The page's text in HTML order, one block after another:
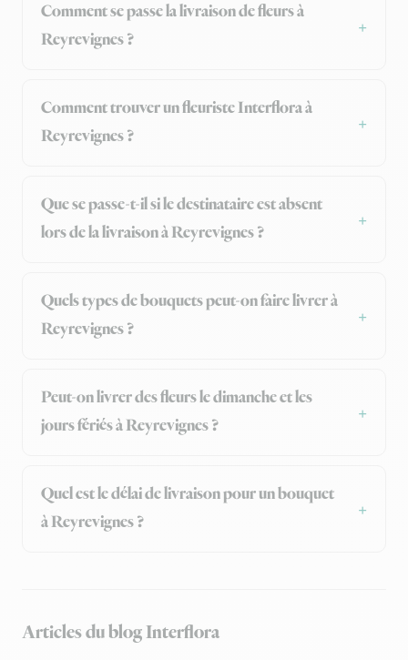
Comment se passe la livraison de fleurs à
Reyrevignes ?
Comment trouver un fleuriste Interflora à
Reyrevignes ?
Que se passe-t-il si le destinataire est absent
lors de la livraison à Reyrevignes ?
Quels types de bouquets peut-on faire livrer à
Reyrevignes ?
Peut-on livrer des fleurs le dimanche et les
jours fériés à Reyrevignes ?
Quel est le délai de livraison pour un bouquet
à Reyrevignes ?
Articles du blog Interflora